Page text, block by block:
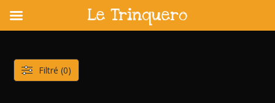
content
Filtré (0)
Le Trinquero